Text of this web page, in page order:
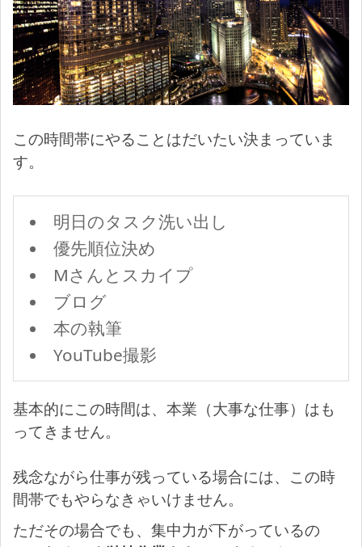
この時間帯にやることはだいたい決まっていま
す。
明日のタスク洗い出し
優先順位決め
Mさんとスカイプ
ブログ
本の執筆
YouTube撮影
基本的にこの時間は、本業（大事な仕事）はも
ってきません。
残念ながら仕事が残っている場合には、この時
間帯でもやらなきゃいけません。
ただその場合でも、集中力が下がっているの